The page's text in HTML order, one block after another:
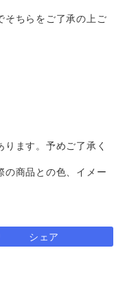
そちらをご了承の上ご
ます。予めご了承く
商品との色、イメー
シェア